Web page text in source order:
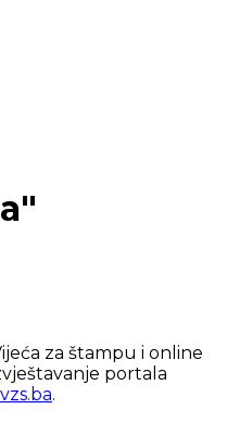
"
za štampu i online
portala
.